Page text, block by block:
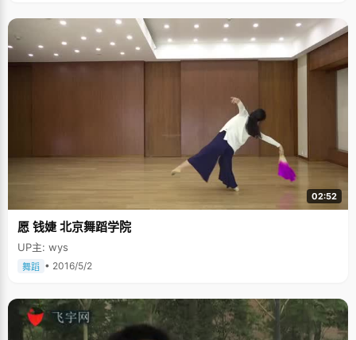
02:52
愿 钱婕 北京舞蹈学院
UP主: wys
舞蹈 • 2016/5/2